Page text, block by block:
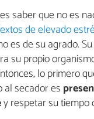
saber que no es
de elevado
es de su agrado.
su propio
lo primero
al secador es
y respetar su tiempo